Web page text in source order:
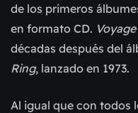
de los primeros
en formato CD. Voyage
décadas después del
Ring, lanzado en 1973.
Al igual que con todos